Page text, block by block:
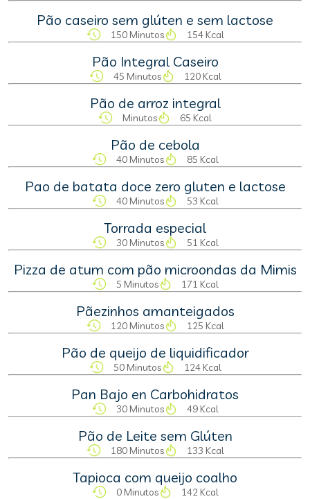
Pão caseiro sem glúten e sem lactose
150 Minutos 154 Kcal
Pão Integral Caseiro
45 Minutos 120 Kcal
Pão de arroz integral
Minutos 65 Kcal
Pão de cebola
40 Minutos 85 Kcal
Pao de batata doce zero gluten e lactose
40 Minutos 53 Kcal
Torrada especial
30 Minutos 51 Kcal
Pizza de atum com pão microondas da Mimis
5 Minutos 171 Kcal
Pãezinhos amanteigados
120 Minutos 125 Kcal
Pão de queijo de liquidificador
50 Minutos 124 Kcal
Pan Bajo en Carbohidratos
30 Minutos 49 Kcal
Pão de Leite sem Glúten
180 Minutos 133 Kcal
Tapioca com queijo coalho
0 Minutos 142 Kcal